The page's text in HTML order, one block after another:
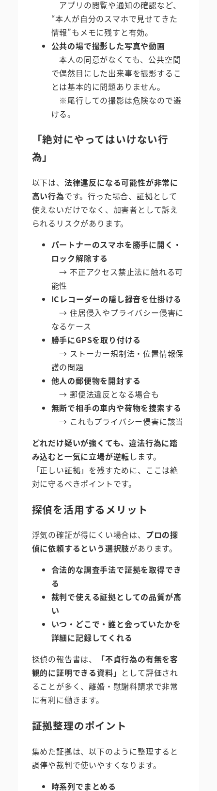
アプリの閲覧や通知の確認など、
“本人が自分のスマホで見せてきた
情報”もメモに残すと有効。
公共の場で撮影した写真や動画
本人の同意がなくても、公共空間
で偶然目にした出来事を撮影するこ
とは基本的に問題ありません。
※尾行しての撮影は危険なので避
ける。
「絶対にやってはいけない行
為」
以下は、 法律違反になる可能性が非常に
高い行為です。行った場合、証拠として
使えないだけでなく、加害者として訴え
られるリスクがあります。
パートナーのスマホを勝手に開く・
ロック解除する
→ 不正アクセス禁止法に触れる可
能性
ICレコーダーの隠し録音を仕掛ける
→ 住居侵入やプライバシー侵害に
なるケース
勝手にGPSを取り付ける
→ ストーカー規制法・位置情報保
護の問題
他人の郵便物を開封する
→ 郵便法違反となる場合も
無断で相手の車内や荷物を捜索する
→ これもプライバシー侵害に該当
どれだけ疑いが強くても、違法行為に踏
み込むと一気に立場が逆転します。
「正しい証拠」を残すために、ここは絶
対に守るべきポイントです。
探偵を活用するメリット
浮気の確証が得にくい場合は、 プロの探
偵に依頼するという選択肢があります。
合法的な調査手法で証拠を取得でき
る
裁判で使える証拠としての品質が高
い
いつ・どこで・誰と会っていたかを
詳細に記録してくれる
探偵の報告書は、
「不貞行為の有無を客
観的に証明できる資料」 として評価され
ることが多く、離婚・慰謝料請求で非常
に有利に働きます。
証拠整理のポイント
集めた証拠は、以下のように整理すると
調停や裁判で使いやすくなります。
時系列でまとめる